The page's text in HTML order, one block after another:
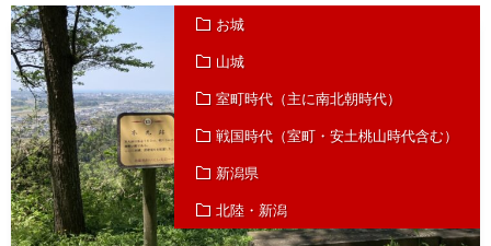
お城
山城
室町時代（主に南北朝時代）
戦国時代（室町・安土桃山時代含む）
新潟県
北陸・新潟